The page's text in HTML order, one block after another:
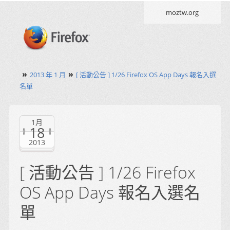
moztw.org
» 2013 年 1 月 » [ 活動公告 ] 1/26 Firefox OS App Days 報名入選
名單
1月
18
2013
[ 活動公告 ] 1/26 Firefox
OS App Days 報名入選名
單